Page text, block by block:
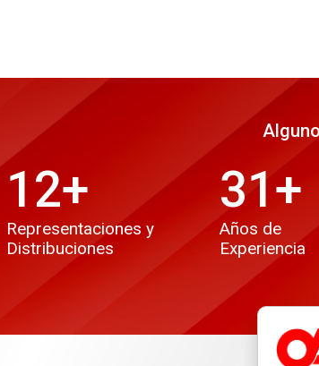
12+
Representaciones y
Distribuciones
31+
Años de
Experiencia